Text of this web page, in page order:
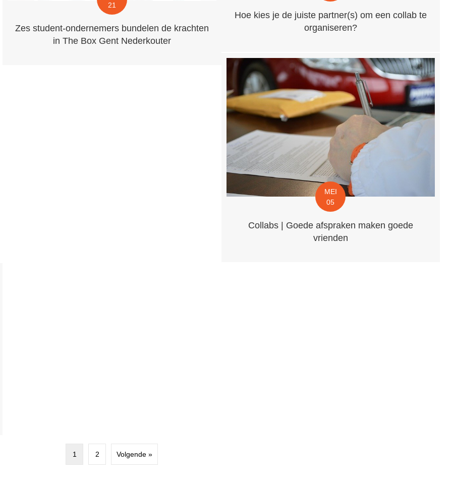
21
Zes student-ondernemers bundelen de krachten
in The Box Gent Nederkouter
Hoe kies je de juiste partner(s) om een collab te
organiseren?
MEI
05
Collabs | Goede afspraken maken goede
vrienden
1 2 Volgende »